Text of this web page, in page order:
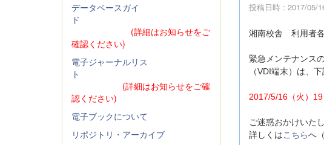
投稿日時 : 2017/05/
湘南校舎 利用者
緊急メンテナンス
（VDI端末）は、
2017/5/16（火）
ご迷惑おかけいた
詳しくはこちらへ
データベースガイ
ド
(詳細はお知らせをご
確認ください)
電子ジャーナルリス
ト
(詳細はお知らせをご確
認ください)
電子ブックについて
リポジトリ・アーカイブ